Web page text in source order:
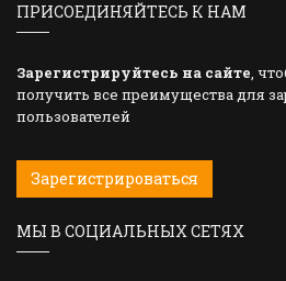
ПРИСОЕДИНЯЙТЕСЬ К НАМ
Зарегистрируйтесь на сайте,
получить все преимущества для
пользователей
Зарегистрироваться
МЫ В СОЦИАЛЬНЫХ СЕТЯХ